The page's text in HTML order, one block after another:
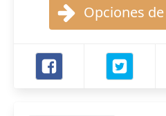
Opciones